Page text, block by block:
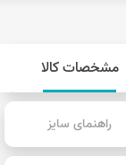
مشخصات کالا
راهنمای سایز